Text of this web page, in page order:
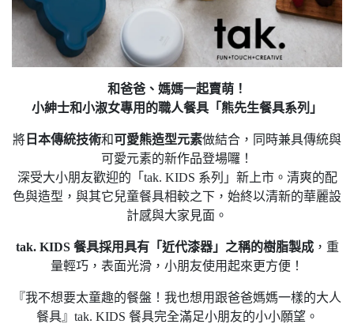
和爸爸、媽媽一起賣萌！
小紳士和小淑女專用的職人餐具「熊先生餐具系列」
將 日本傳統技術和可愛熊造型元素做結合，同時兼具傳統與
可愛元素的新作品登場囉！
深受大小朋友歡迎的「tak. KIDS 系列」新上市。清爽的配
色與造型，與其它兒童餐具相較之下，始終以清新的華麗設
計感與大家見面。
tak. KIDS 餐具採用具有「近代漆器」之稱的樹脂製成，重
量輕巧，表面光滑，小朋友使用起來更方便！
『我不想要太童趣的餐盤！我也想用跟爸爸媽媽一樣的大人
餐具』 tak. KIDS 餐具完全滿足小朋友的小小願望。